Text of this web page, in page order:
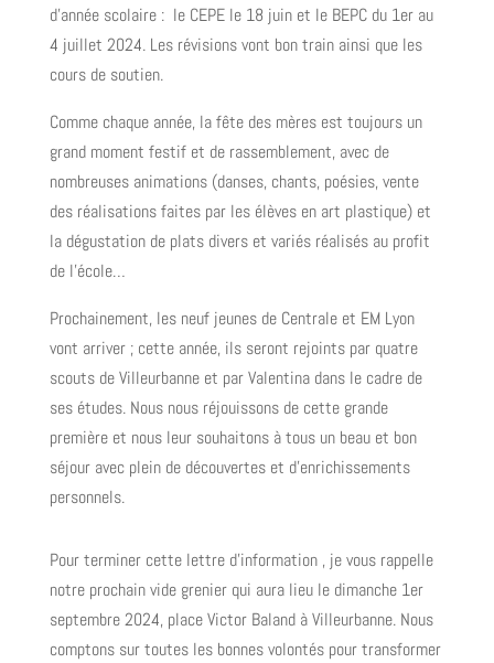
d’année scolaire : le CEPE le 18 juin et le BEPC du 1er au
4 juillet 2024. Les révisions vont bon train ainsi que les
cours de soutien.
Comme chaque année, la fête des mères est toujours un
grand moment festif et de rassemblement, avec de
nombreuses animations (danses, chants, poésies, vente
des réalisations faites par les élèves en art plastique) et
la dégustation de plats divers et variés réalisés au profit
de l’école…
Prochainement, les neuf jeunes de Centrale et EM Lyon
vont arriver ; cette année, ils seront rejoints par quatre
scouts de Villeurbanne et par Valentina dans le cadre de
ses études. Nous nous réjouissons de cette grande
première et nous leur souhaitons à tous un beau et bon
séjour avec plein de découvertes et d’enrichissements
personnels.
Pour terminer cette lettre d’information , je vous rappelle
notre prochain vide grenier qui aura lieu le dimanche 1er
septembre 2024, place Victor Baland à Villeurbanne. Nous
comptons sur toutes les bonnes volontés pour transformer